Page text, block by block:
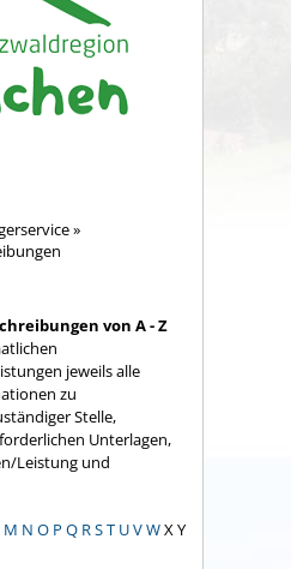
»
von A - Z
jeweils alle
zu
Stelle,
Unterlagen,
Leistung und
M N O P Q RST UVWX Y